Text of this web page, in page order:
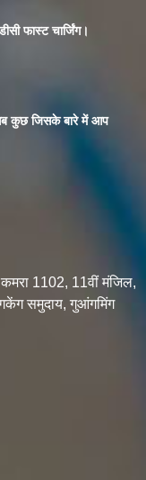
फास्ट चार्जिंग।
कुछ जिसके बारे में आप
1102, 11वीं मंजिल,
समुदाय, गुआंगमिंग